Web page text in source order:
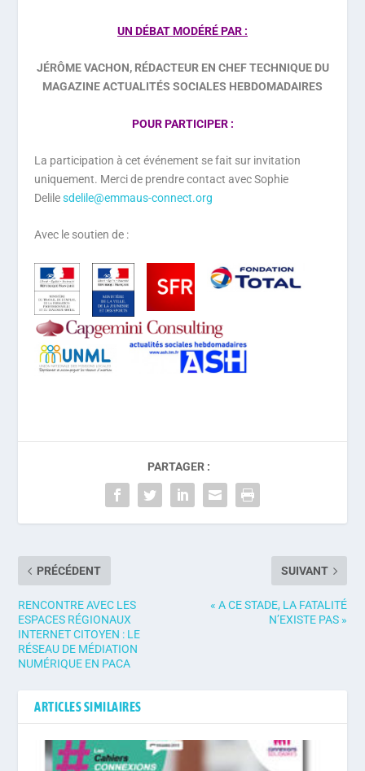
UN DÉBAT MODÉRÉ PAR :
JÉRÔME VACHON, RÉDACTEUR EN CHEF TECHNIQUE DU
MAGAZINE ACTUALITÉS SOCIALES HEBDOMADAIRES
POUR PARTICIPER :
La participation à cet événement se fait sur invitation
uniquement. Merci de prendre contact avec Sophie
Delilesdelile@emmaus-connect.org
Avec le soutien de :
PARTAGER :
PRÉCÉDENT
RENCONTRE AVEC LES
ESPACES RÉGIONAUX
INTERNET CITOYEN : LE
RÉSEAU DE MÉDIATION
NUMÉRIQUE EN PACA
SUIVANT
« A CE STADE, LA FATALITÉ
N’EXISTE PAS »
ARTICLES SIMILAIRES